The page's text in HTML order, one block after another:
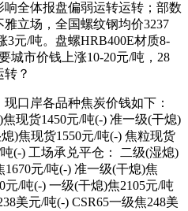
全体报盘偏弱运转运转；部数
立场，全国螺纹钢均价3237
3元/吨。盘螺HRB400E材质8-
城市价钱上涨10-20元/吨，28
？
岸各品种焦炭价钱如下：
现货1450元/吨(-) 准一级(干熄)
)焦现货1550元/吨(-) 焦粒现货
(-) 工场承兑平仓： 二级(湿熄)
元/吨(-) 准一级(干熄)焦
元/吨(-) 一级(干熄)焦2105元/吨
美元/吨(-) CSR65一级焦248美